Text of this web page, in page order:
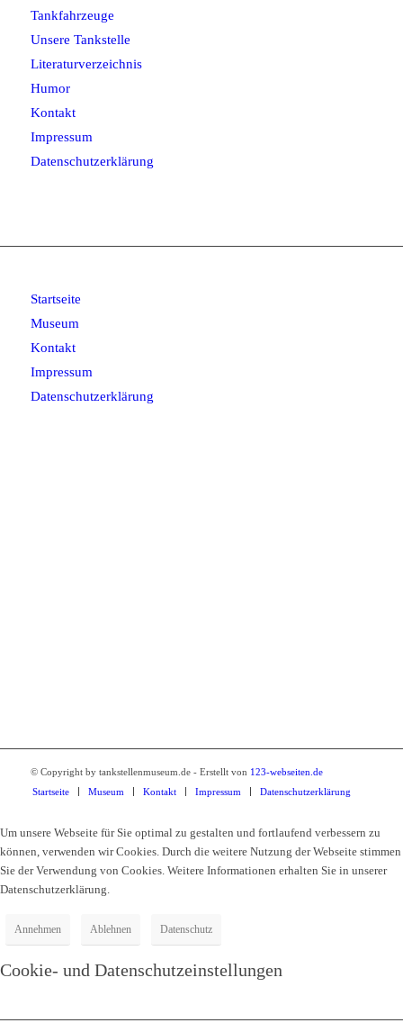
Tankfahrzeuge
Unsere Tankstelle
Literaturverzeichnis
Humor
Kontakt
Impressum
Datenschutzerklärung
Startseite
Museum
Kontakt
Impressum
Datenschutzerklärung
© Copyright by tankstellenmuseum.de - Erstellt von 123-webseiten.de
Startseite
Museum Kontakt Impressum Datenschutzerklärung
Um unsere Webseite für Sie optimal zu gestalten und fortlaufend verbessern zu
können, verwenden wir Cookies. Durch die weitere Nutzung der Webseite stimmen
Sie der Verwendung von Cookies. Weitere Informationen erhalten Sie in unserer
Datenschutzerklärung.
Annehmen Ablehnen Datenschutz
Cookie- und Datenschutzeinstellungen